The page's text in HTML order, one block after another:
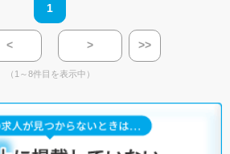
1
< > >>
（1～8件目を表示中）